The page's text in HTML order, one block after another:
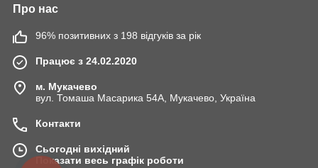
Про нас
96% позитивних з 198 відгуків за рік
Працює з 24.02.2020
м. Мукачево
вул. Томаша Масарика 54А, Мукачево, Україна
Контакти
Сьогодні вихідний
Показати весь графік роботи